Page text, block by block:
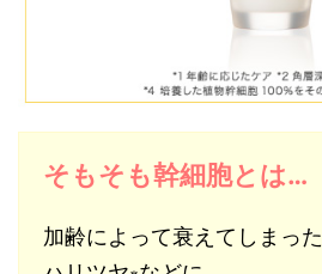
そもそも幹細胞とは…
加齢によって衰えてしまった